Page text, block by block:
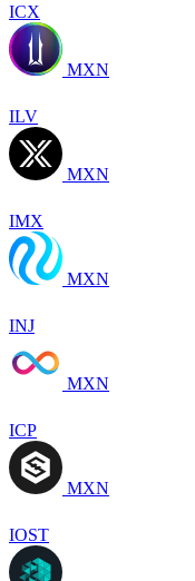
ICX
MXN
ILV
MXN
IMX
MXN
INJ
MXN
ICP
MXN
IOST